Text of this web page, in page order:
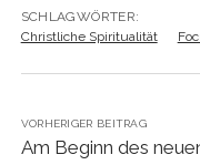
SCHLAGWÖRTER:
Christliche Spiritualität
VORHERIGER BEITRAG
Am Beginn des